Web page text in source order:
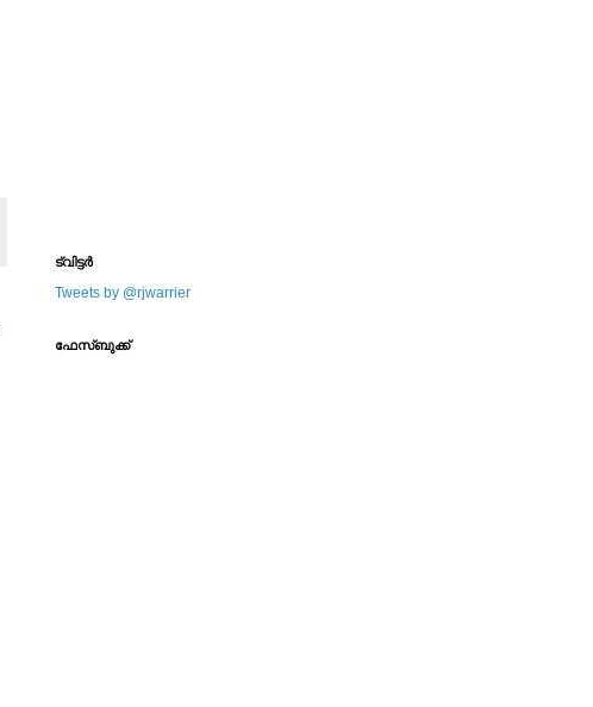
ട്വിട്ടര്‍
Tweets by @rjwarrier
ഫേസ്ബുക്ക്